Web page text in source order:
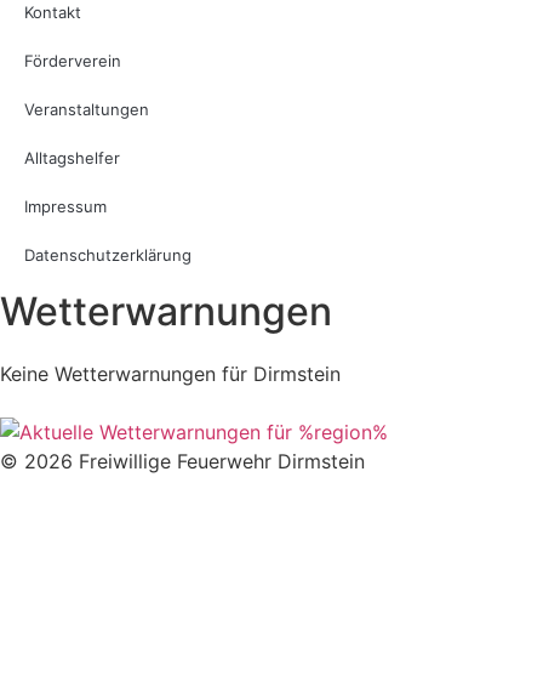
Kontakt
Förderverein
Veranstaltungen
Alltagshelfer
Impressum
Datenschutzerklärung
Wetterwarnungen
Keine Wetterwarnungen für Dirmstein
© 2026 Freiwillige Feuerwehr Dirmstein